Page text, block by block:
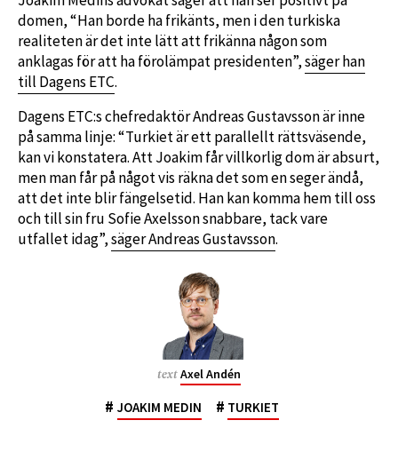
domen, “Han borde ha frikänts, men i den turkiska
realiteten är det inte lätt att frikänna någon som
anklagas för att ha förolämpat presidenten”,säger han
till Dagens ETC.
Dagens ETC:s chefredaktör Andreas Gustavsson är inne
på samma linje: “Turkiet är ett parallellt rättsväsende,
kan vi konstatera. Att Joakim får villkorlig dom är absurt,
men man får på något vis räkna det som en seger ändå,
att det inte blir fängelsetid. Han kan komma hem till oss
och till sin fru Sofie Axelsson snabbare, tack vare
utfallet idag”,säger Andreas Gustavsson.
text Axel Andén
# JOAKIM MEDIN # TURKIET